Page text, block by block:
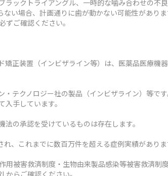
ックトライアングル、一時的な噛み合わせの不良
い場合、計画通りに歯が動かない可能性がありま
ご確認ください。
矯正装置（インビザライン等）は、医薬品医療機
テクノロジー社の製品（インビザライン）等で
手しています。
の承認を受けているものは存在します。
、これまでに数百万件を超える症例実績があり
被害救済制度・生物由来製品感染等被害救済制
らご確認ください。